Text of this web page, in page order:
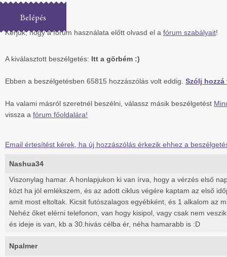
Belépés
Fórum
Kérjük, hogy a fórum használata előtt olvasd el a fórum szabályait!
A kiválasztott beszélgetés: Itt a görbém :)
Ebben a beszélgetésben 65815 hozzászólás volt eddig. Szólj hozzá
Ha valami másról szeretnél beszélni, válassz másik beszélgetést
vissza a fórum főoldalára!
Email értesítést kérek, ha új hozzászólás érkezik ehhez a
Nashua34
Viszonylag hamar. A honlapjukon ki van írva, hogy a vérzés első
közt ha jól emlékszem, és az adott ciklus végére kaptam az első
amit most eltoltak. Kicsit futószalagos egyébként, és 1 alkalom az
Nehéz őket elérni telefonon, van hogy kisipol, vagy csak nem
és ideje is van, kb a 30.hivás célba ér, néha hamarabb is :D
Npalmer